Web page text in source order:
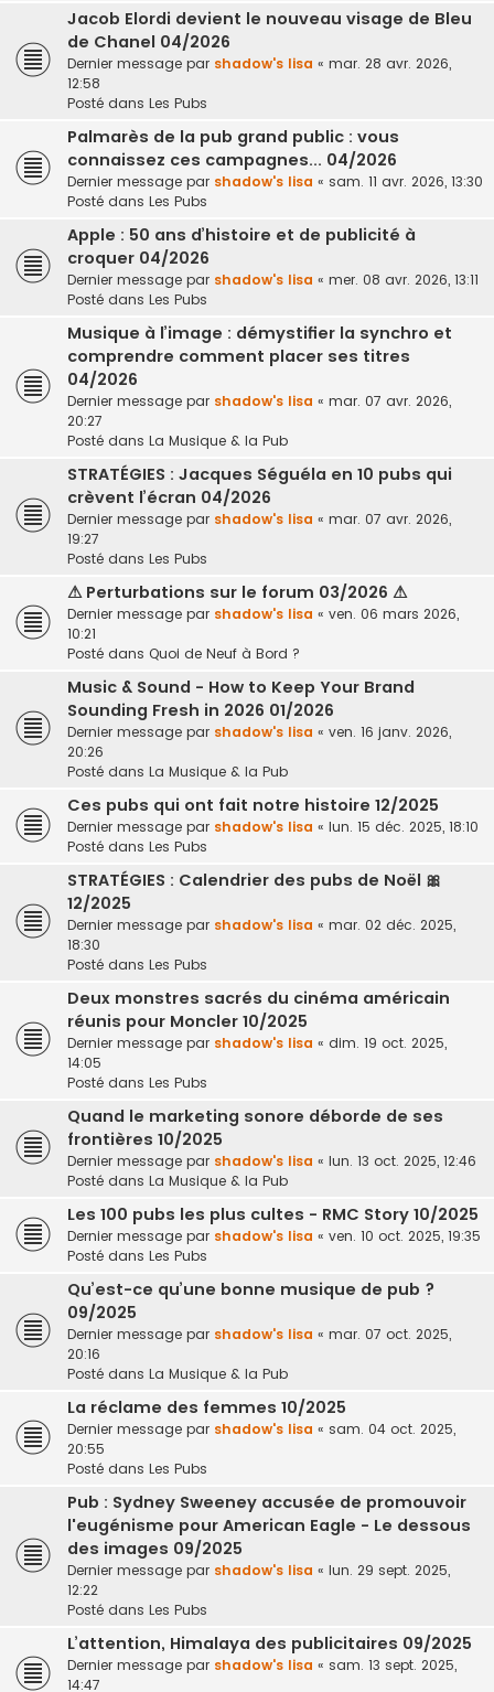
Jacob Elordi devient le nouveau visage de Bleu
de Chanel 04/2026
Dernier message par shadow's lisa « mar. 28 avr. 2026,
12:58
Posté dans Les Pubs
Palmarès de la pub grand public : vous
connaissez ces campagnes... 04/2026
Dernier message par shadow's lisa « sam. 11 avr. 2026, 13:30
Posté dans Les Pubs
Apple : 50 ans d’histoire et de publicité à
croquer 04/2026
Dernier message par shadow's lisa « mer. 08 avr. 2026, 13:11
Posté dans Les Pubs
Musique à l’image : démystifier la synchro et
comprendre comment placer ses titres
04/2026
Dernier message par shadow's lisa « mar. 07 avr. 2026,
20:27
Posté dans La Musique & la Pub
STRATÉGIES : Jacques Séguéla en 10 pubs qui
crèvent l’écran 04/2026
Dernier message par shadow's lisa « mar. 07 avr. 2026,
19:27
Posté dans Les Pubs
⚠ Perturbations sur le forum 03/2026 ⚠
Dernier message par shadow's lisa « ven. 06 mars 2026,
10:21
Posté dans Quoi de Neuf à Bord ?
Music & Sound - How to Keep Your Brand
Sounding Fresh in 2026 01/2026
Dernier message par shadow's lisa « ven. 16 janv. 2026,
20:26
Posté dans La Musique & la Pub
Ces pubs qui ont fait notre histoire 12/2025
Dernier message par shadow's lisa « lun. 15 déc. 2025, 18:10
Posté dans Les Pubs
STRATÉGIES : Calendrier des pubs de Noël 🎀
12/2025
Dernier message par shadow's lisa « mar. 02 déc. 2025,
18:30
Posté dans Les Pubs
Deux monstres sacrés du cinéma américain
réunis pour Moncler 10/2025
Dernier message par shadow's lisa « dim. 19 oct. 2025,
14:05
Posté dans Les Pubs
Quand le marketing sonore déborde de ses
frontières 10/2025
Dernier message par shadow's lisa « lun. 13 oct. 2025, 12:46
Posté dans La Musique & la Pub
Les 100 pubs les plus cultes - RMC Story 10/2025
Dernier message par shadow's lisa « ven. 10 oct. 2025, 19:35
Posté dans Les Pubs
Qu’est-ce qu’une bonne musique de pub ?
09/2025
Dernier message par shadow's lisa « mar. 07 oct. 2025,
20:16
Posté dans La Musique & la Pub
La réclame des femmes 10/2025
Dernier message par shadow's lisa « sam. 04 oct. 2025,
20:55
Posté dans Les Pubs
Pub : Sydney Sweeney accusée de promouvoir
l'eugénisme pour American Eagle - Le dessous
des images 09/2025
Dernier message par shadow's lisa « lun. 29 sept. 2025,
12:22
Posté dans Les Pubs
L’attention, Himalaya des publicitaires 09/2025
Dernier message par shadow's lisa « sam. 13 sept. 2025,
14:47